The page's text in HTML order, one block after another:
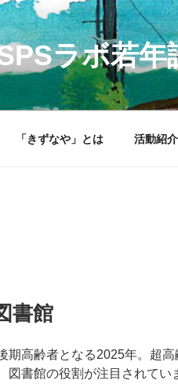
ラボ若
「きずなや」とは 活動紹介
書館
期高齢者となる2025年。超
図書館の役割が注目されてい